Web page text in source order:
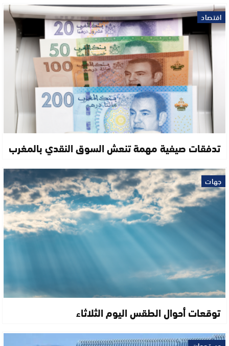
اقتصاد
تدفقات صيفية مهمة تنعش السوق النقدي بالمغرب
جهات
توقعات أحوال الطقس اليوم الثلاثاء